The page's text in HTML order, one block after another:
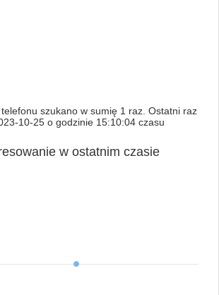
szukano w sumię 1 raz. Ostatni raz
10-25 o godzinie 15:10:04 czasu
w ostatnim czasie